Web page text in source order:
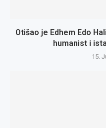
Otišao je Edhem Edo
humanist i
15.